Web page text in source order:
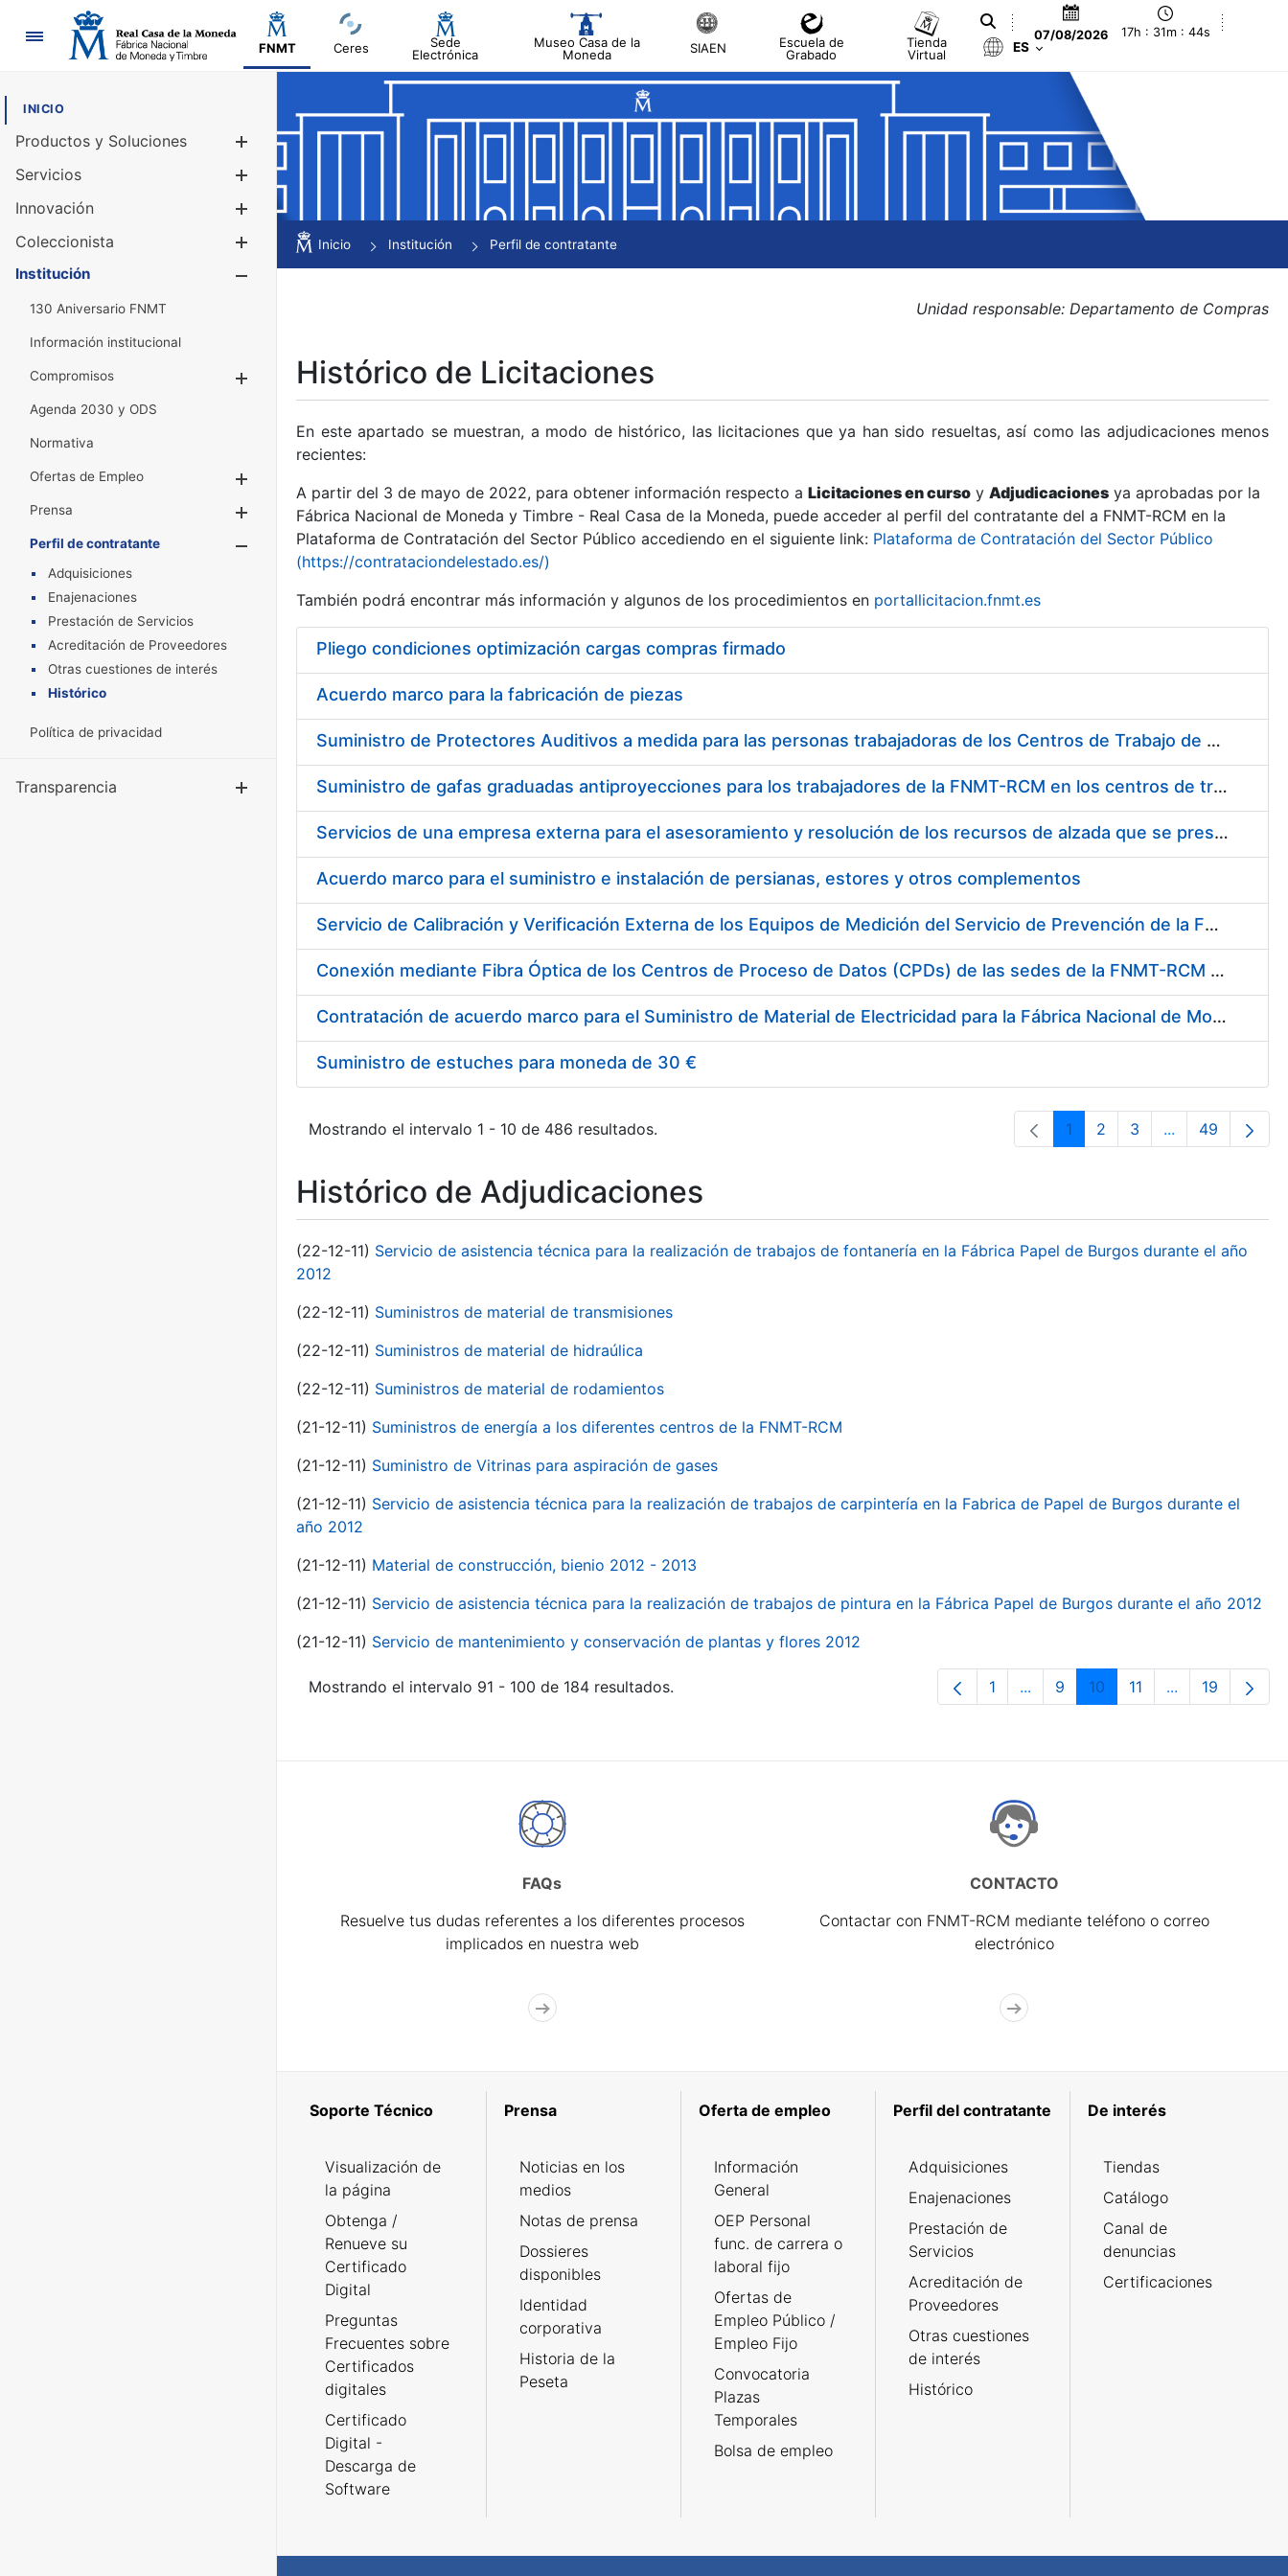
Navegación
FNMT Ceres
Sede
Electrónica
Museo Casa de la
Moneda
SIAEN
Escuela de
Grabado
Tienda
Virtual
07/08/2026 17h : 31m : 44s
ES
INICIO
Productos y Soluciones
Mostrar/Ocultar
Servicios
Innovación
Coleccionista
Mostrar/Ocultar
Institución
130 Aniversario FNMT
Información institucional
Compromisos
Mostrar/Ocultar
Agenda 2030 y ODS
Normativa
Ofertas de Empleo
Prensa
Mostrar/Ocultar
Perfil de contratante
Mostrar/Ocultar
Adquisiciones
Enajenaciones
Prestación de Servicios
Acreditación de Proveedores
Otras cuestiones de interés
Histórico
Política de privacidad
Transparencia Mostrar/Ocultar
Inicio Institución Perfil de contratante
Unidad responsable: Departamento de Compras
Histórico de Licitaciones
En este apartado se muestran, a modo de histórico, las licitaciones que ya han sido resueltas, así como las adjudicaciones menos
recientes:
A partir del 3 de mayo de 2022, para obtener información respecto a Licitaciones en curso y Adjudicaciones ya aprobadas por la
Fábrica Nacional de Moneda y Timbre - Real Casa de la Moneda, puede acceder al perfil del contratante del a FNMT-RCM en la
Plataforma de Contratación del Sector Público accediendo en el siguiente link: Plataforma de Contratación del Sector Público
(https://contrataciondelestado.es/)
También podrá encontrar más información y algunos de los procedimientos en portallicitacion.fnmt.es
Pliego condiciones optimización cargas compras firmado
Acuerdo marco para la fabricación de piezas
Suministro de Protectores Auditivos a medida para las personas trabajadoras de los Centros de Trabajo de Madrid y Burgos
Suministro de gafas graduadas antiproyecciones para los trabajadores de la FNMT-RCM en los centros de trabajo de Madrid y Burgos
Servicios de una empresa externa para el asesoramiento y resolución de los recursos de alzada que se presentan relacionados con procesos de selección para la FNMT-RCM
Acuerdo marco para el suministro e instalación de persianas, estores y otros complementos
Servicio de Calibración y Verificación Externa de los Equipos de Medición del Servicio de Prevención de la FNMT-RCM
Conexión mediante Fibra Óptica de los Centros de Proceso de Datos (CPDs) de las sedes de la FNMT-RCM de Burgos y Madrid
Contratación de acuerdo marco para el Suministro de Material de Electricidad para la Fábrica Nacional de Moneda y Timbre-Real Casa de la Moneda en su centro de trabajo de Burgos
Suministro de estuches para moneda de 30 €
Mostrando el intervalo 1 - 10 de 486 resultados. Página
1 Página
2 Página
3 ...PáginasPágina
49
Histórico de Adjudicaciones
(22-12-11) Servicio de asistencia técnica para la realización de trabajos de fontanería en la Fábrica Papel de Burgos durante el año
2012
(22-12-11) Suministros de material de transmisiones
(22-12-11) Suministros de material de hidraúlica
(22-12-11) Suministros de material de rodamientos
(21-12-11) Suministros de energía a los diferentes centros de la FNMT-RCM
(21-12-11) Suministro de Vitrinas para aspiración de gases
(21-12-11) Servicio de asistencia técnica para la realización de trabajos de carpintería en la Fabrica de Papel de Burgos durante el
año 2012
(21-12-11) Material de construcción, bienio 2012 - 2013
(21-12-11) Servicio de asistencia técnica para la realización de trabajos de pintura en la Fábrica Papel de Burgos durante el año 2012
(21-12-11) Servicio de mantenimiento y conservación de plantas y flores 2012
Mostrando el intervalo 91 - 100 de 184 resultados. Página
1 ...Páginas intermedias Use TAB para
Página
9 Página
10 Página
11 ...PáginasPágina
19
FAQs
Resuelve tus dudas referentes a los diferentes procesos
implicados en nuestra web
CONTACTO
Contactar con FNMT-RCM mediante teléfono o correo
electrónico
Soporte Técnico
Visualización de
la página
Obtenga /
Renueve su
Certificado
Digital
Preguntas
Frecuentes sobre
Certificados
digitales
Certificado
Digital -
Descarga de
Software
Prensa
Noticias en los
medios
Notas de prensa
Dossieres
disponibles
Identidad
corporativa
Historia de la
Peseta
Oferta de empleo
Información
General
OEP Personal
func. de carrera o
laboral fijo
Ofertas de
Empleo Público /
Empleo Fijo
Convocatoria
Plazas
Temporales
Bolsa de empleo
Perfil del contratante
Adquisiciones
Enajenaciones
Prestación de
Servicios
Acreditación de
Proveedores
Otras cuestiones
de interés
Histórico
De interés
Tiendas
Catálogo
Canal de
denuncias
Certificaciones